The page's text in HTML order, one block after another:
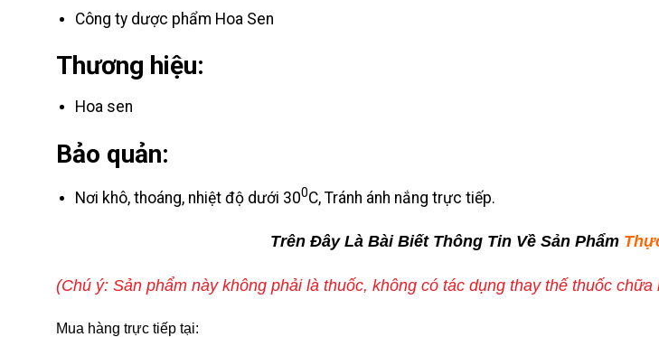
Công ty dược phẩm Hoa Sen
Thương hiệu:
Hoa sen
Bảo quản:
Nơi khô, thoáng, nhiệt độ dưới 300C, Tránh ánh nắng trực tiếp.
Trên Đây Là Bài Biết Thông Tin Về Sản Phẩm
(Chú ý: Sản phẩm này không phải là thuốc, không có tác dụng thay thế thuốc chữa
Mua hàng trực tiếp tại: